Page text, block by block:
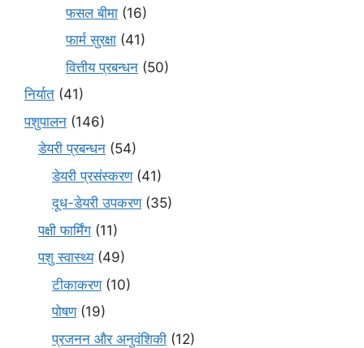
फसल बीमा (16)
फार्म सुरक्षा (41)
वित्तीय प्रबन्धन (50)
निर्यात (41)
पशुपालन (146)
डेयरी प्रबन्धन (54)
डेयरी प्रसंस्करण(41)
दूध-डेयरी उपकरण(35)
पक्षी फार्मिंग (11)
पशु स्वास्थ्य(49)
टीकाकरण(10)
पोषण(19)
प्रजनन और अनुवंशिकी (12)